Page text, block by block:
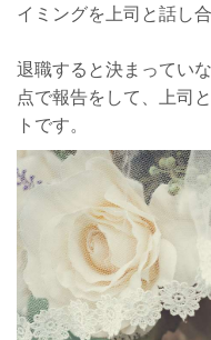
イミングを上司と話し合
退職すると決まってい
点で報告をして、上司
トです。